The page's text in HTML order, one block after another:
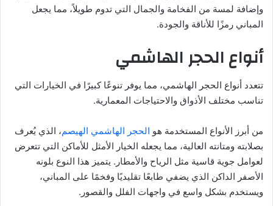
وإضافة لمسة من الفخامة والجمال التي تدوم طويلاً، مما يجعل
المباني رمزًا للأناقة والجودة.
أنواع الحجر الهاشمي
تتعدد أنواع الحجر الهاشمي، مما يوفر تنوعًا كبيرًا في الخيارات التي
تناسب مختلف الأذواق والاحتياجات المعمارية.
من أبرز الأنواع المستخدمة هو الحجر الهاشمي الهيصم، الذي يُعرف
بصلابته ومتانته العالية، مما يجعله الخيار الأمثل للأماكن التي تتعرض
لعوامل جوية قاسية مثل الرياح والأمطار. يتميز هذا النوع بلونه
الأصفر الداكن الذي يضفي طابعًا تقليديًا وفخمًا على المباني،
ويستخدم بشكل واسع في واجهات الفلل والقصور.